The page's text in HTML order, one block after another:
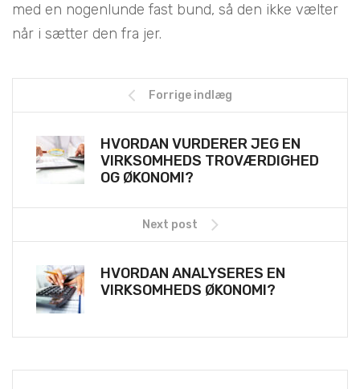
med en nogenlunde fast bund, så den ikke vælter
når i sætter den fra jer.
Forrige indlæg
HVORDAN VURDERER JEG EN
VIRKSOMHEDS TROVÆRDIGHED
OG ØKONOMI?
Next post
HVORDAN ANALYSERES EN
VIRKSOMHEDS ØKONOMI?